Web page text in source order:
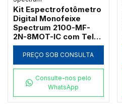
Kit Espectrofotômetro
Digital Monofeixe
Spectrum 2100-MF-
2N-8MOT-IC com Tela
de 7" Banda 2nm 21
CFR e Carrossel 8
Posições
PREÇO SOB CONSULTA
Consulte-nos pelo
WhatsApp